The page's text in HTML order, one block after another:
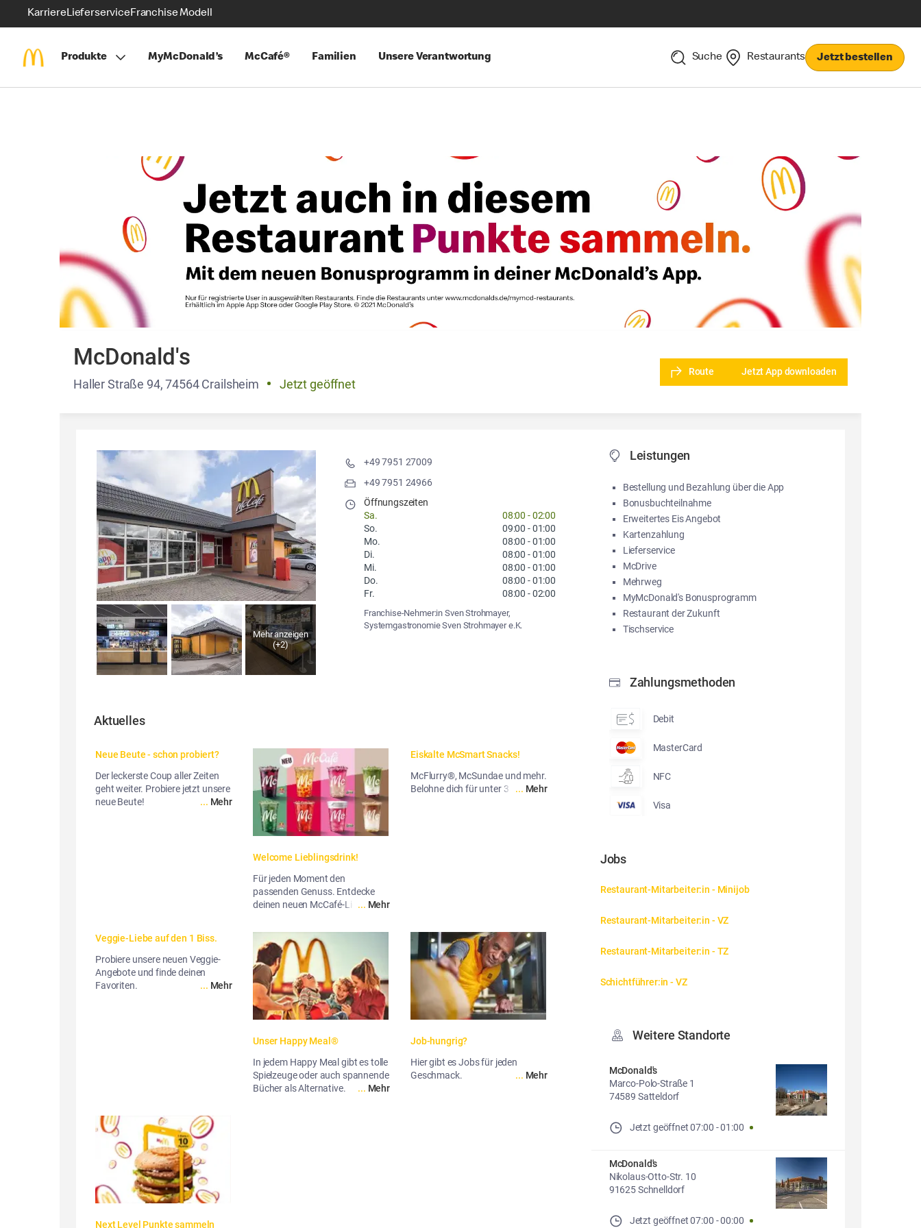
KarriereLieferserviceFranchise Modell
Produkte MyMcDonald’s McCafé® Familien Unsere Verantwortung Suche Restaurants Jetzt bestellen
McDonald's
Haller Straße 94, 74564 Crailsheim Jetzt geöffnet
Route Jetzt App downloaden
Details und Fotos
Mehr anzeigen
(+2)
+49 7951 27009
+49 7951 24966
Öffnungszeiten
Sa.
08:00 -02:00
So.
09:00 -01:00
Mo.
08:00 -01:00
Di.
08:00 -01:00
Mi.
08:00 -01:00
Do.
08:00 -01:00
Fr.
08:00 -02:00
Franchise-Nehmer:in Sven Strohmayer,
Systemgastronomie Sven Strohmayer e.K.
Aktuelles
Neue Beute - schon probiert?
Der leckerste Coup aller Zeiten
geht weiter. Probiere jetzt unsere
neue Beute!
... Mehr
Welcome Lieblingsdrink!
Für jeden Moment den
passenden Genuss. Entdecke
deinen neuen McCafé-Liebling!
... Mehr
Eiskalte McSmart Snacks!
McFlurry®, McSundae und mehr.
Belohne dich für unter 3 Euro.
... Mehr
Veggie-Liebe auf den 1 Biss.
Probiere unsere neuen Veggie-
Angebote und finde deinen
Favoriten.
... Mehr
Unser Happy Meal®
In jedem Happy Meal gibt es tolle
Spielzeuge oder auch spannende
Bücher als Alternative.
... Mehr
Job-hungrig?
Hier gibt es Jobs für jeden
Geschmack.
... Mehr
Next Level Punkte sammeln
Leistungen
Bestellung und Bezahlung über die App
Bonusbuchteilnahme
Erweitertes Eis Angebot
Kartenzahlung
Lieferservice
McDrive
Mehrweg
MyMcDonald's Bonusprogramm
Restaurant der Zukunft
Tischservice
Zahlungsmethoden
Debit
MasterCard
NFC
Visa
Jobs
Restaurant-Mitarbeiter:in - Minijob
Restaurant-Mitarbeiter:in - VZ
Restaurant-Mitarbeiter:in - TZ
Schichtführer:in - VZ
Weitere Standorte
McDonald's
Marco-Polo-Straße 1
74589 Satteldorf
Jetzt geöffnet 07:00 -01:00
McDonald's
Nikolaus-Otto-Str. 10
91625 Schnelldorf
Jetzt geöffnet 07:00 -00:00